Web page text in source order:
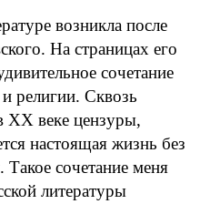
возникла после
На страницах его
сочетание
религии. Сквозь
XX веке цензуры,
настоящая жизнь без
Такое сочетание меня
литературы